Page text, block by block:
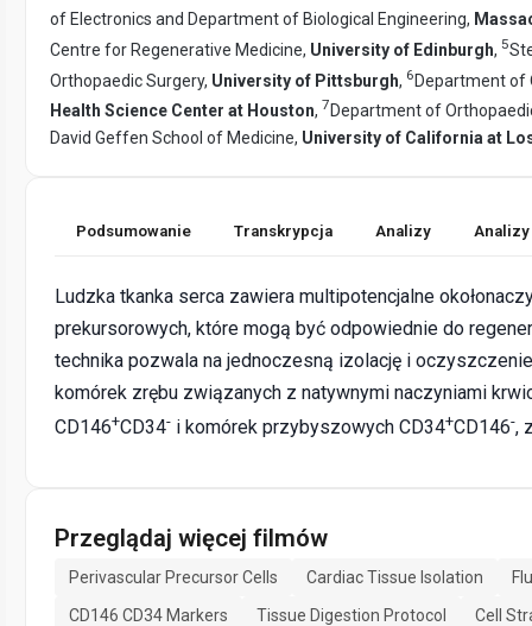
of Electronics and Department of Biological Engineering,
Centre for Regenerative Medicine, University of Edinburgh, 5
Orthopaedic Surgery, University of Pittsburgh, 6Department of
Health Science Center at Houston, 7 Department of
David Geffen School of Medicine, University of California at
Podsumowanie Transkrypcja Analizy
Ludzka tkanka serca zawiera multipotencjalne
prekursorowych, które mogą być odpowiednie do
technika pozwala na jednoczesną izolację i
komórek zrębu związanych z natywnymi naczyniami
CD146+CD34- i komórek przybyszowych CD34+CD146-,
Przeglądaj więcej filmów
Perivascular Precursor Cells Cardiac Tissue Isolation
CD146 CD34 Markers
Tissue Digestion Protocol
Cell